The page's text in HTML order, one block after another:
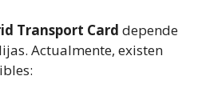
Transport Card depende
Actualmente, existen